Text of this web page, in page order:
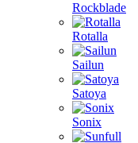
Rockblade
Rotalla
Sailun
Satoya
Sonix